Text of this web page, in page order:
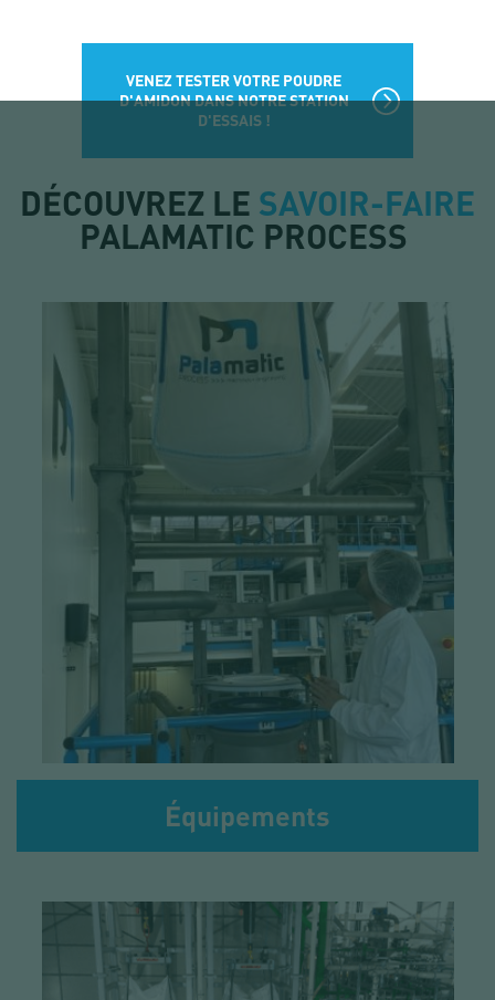
VENEZ TESTER VOTRE POUDRE
D'AMIDON DANS NOTRE STATION
D'ESSAIS !
DÉCOUVREZ LE SAVOIR-FAIRE
PALAMATIC PROCESS
Équipements